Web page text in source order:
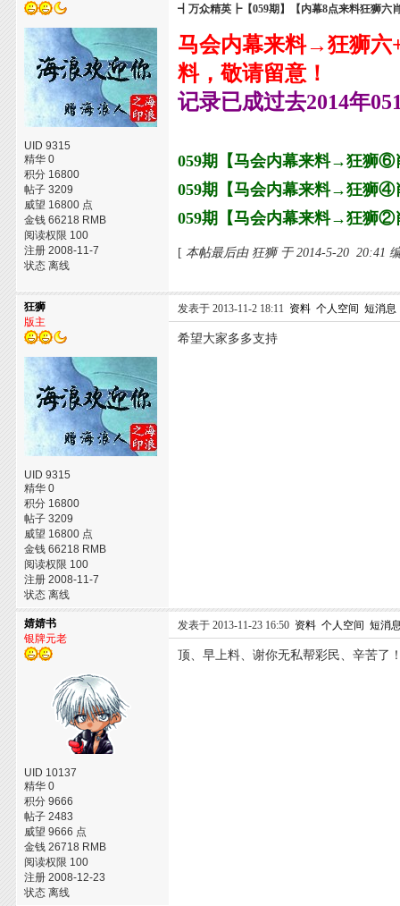
UID 9315
精华 0
积分 16800
帖子 3209
威望 16800 点
金钱 66218 RMB
阅读权限 100
注册 2008-11-7
状态 离线
┫万众精英┣【059期】【内幕8点来料狂狮六
马会内幕来料→狂狮六
料，敬请留意！
记录已成过去2014年
059期【马会内幕来料→狂狮⑥
059期【马会内幕来料→狂狮④
059期【马会内幕来料→狂狮②
[ 本帖最后由 狂狮 于 2014-5-20 20:41
狂狮
版主
UID 9315
精华 0
积分 16800
帖子 3209
威望 16800 点
金钱 66218 RMB
阅读权限 100
注册 2008-11-7
状态 离线
发表于 2013-11-2 18:11 资料 个人空间 短消息
希望大家多多支持
婧婧书
银牌元老
UID 10137
精华 0
积分 9666
帖子 2483
威望 9666 点
金钱 26718 RMB
阅读权限 100
注册 2008-12-23
状态 离线
发表于 2013-11-23 16:50 资料 个人空间 短消
顶、早上料、谢你无私帮彩民、辛苦了